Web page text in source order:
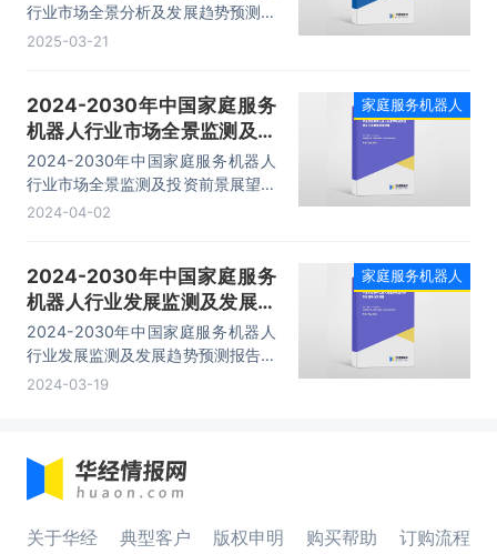
行业市场全景分析及发展趋势预测报
告，主要包括市场竞争格局透析、典
测等内容。
2025-03-21
2024-2030年中国家庭服务
机器人行业市场全景监测及投
资前景展望报告
2024-2030年中国家庭服务机器人
行业市场全景监测及投资前景展望报
告，主要包括行业主要企业调研分
2024-04-02
家庭服务机器人
2024-2030年中国家庭服务
机器人行业发展监测及发展趋
势预测报告
2024-2030年中国家庭服务机器人
行业发展监测及发展趋势预测报告，
主要包括市场竞争格局透析、典型企
2024-03-19
家庭服务机器人
关于华经 典型客户 版权申明 购买帮助 订购流程